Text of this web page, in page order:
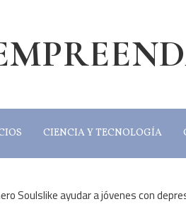
CIENCIA Y TECNOLOGÍA
Soulslike ayudar a jóvenes con